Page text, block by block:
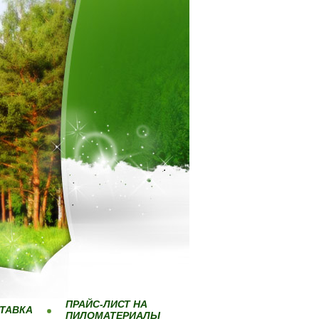
ПРАЙС-ЛИСТ НА
ПИЛОМАТЕРИАЛЫ